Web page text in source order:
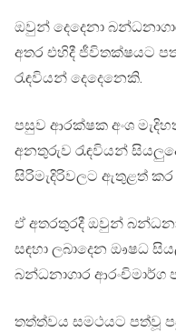
ඔවුන් දෙදෙනා
අතර එහිදී ජීවිතක්ෂයට
රැඳවියන් දෙදෙනෙකි.
පසුව ආරක්ෂක අංශ
අනතුරුව රැඳවියන්
සිරිමැදිරිවලට ඇතුළත් කර
ඒ අතරතුරදී ඔවුන්
සඳහා ලබාදෙන ඖෂධ
බන්ධනාගාර ආරංචිමාර්ග
තත්ත්වය සමථයට පත්වූ